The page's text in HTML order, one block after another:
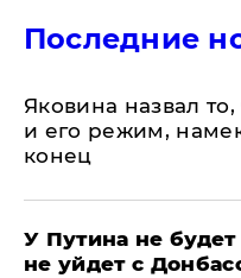
Последние
Яковина назвал
и его режим,
конец
У Путина не
не уйдет с